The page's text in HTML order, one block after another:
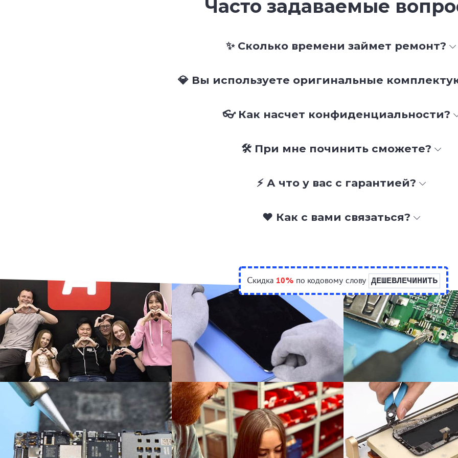
Часто задаваемые
✨ Сколько времени займет ремонт?
💎 Вы используете оригинальные
👓 Как насчет конфиденциальности?
🛠 При мне починить сможете?
⚡ А что у вас с гарантией?
❤️ Как с вами связаться?
Скидка 10% по кодовому слову ДЕШЕВЛЕЧИНИТЬ